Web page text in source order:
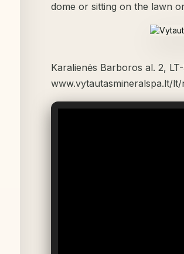
dome or sitting on the lawn
Karalienės Barboros al. 2,
www.vytautasmineralspa.lt/